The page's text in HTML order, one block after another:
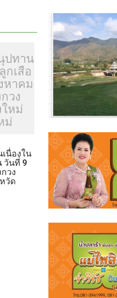
ปทาน
กเสือ
หาคม
วง
ใหม่
ม่
นื่องใน
วันที่ 9
วง
วัด